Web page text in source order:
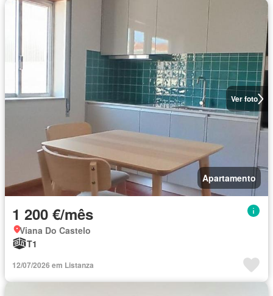
Ver foto
Apartamento
1 200 €/mês
Viana Do Castelo
T1
12/07/2026 em Listanza